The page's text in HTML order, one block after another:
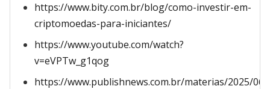
https://www.bity.com.br/blog/como-investir-em-
criptomoedas-para-iniciantes/
https://www.youtube.com/watch?
v=eVPTw_g1qog
https://www.publishnews.com.br/materias/2025/